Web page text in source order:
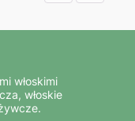
włoskimi
włoskie